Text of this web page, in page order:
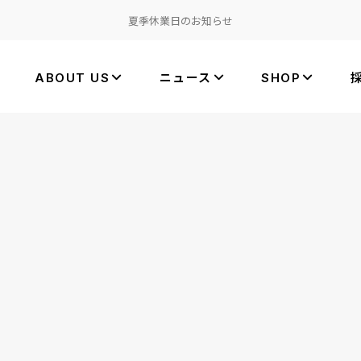
夏季休業日のお知らせ
ABOUT US ニュース SHOP